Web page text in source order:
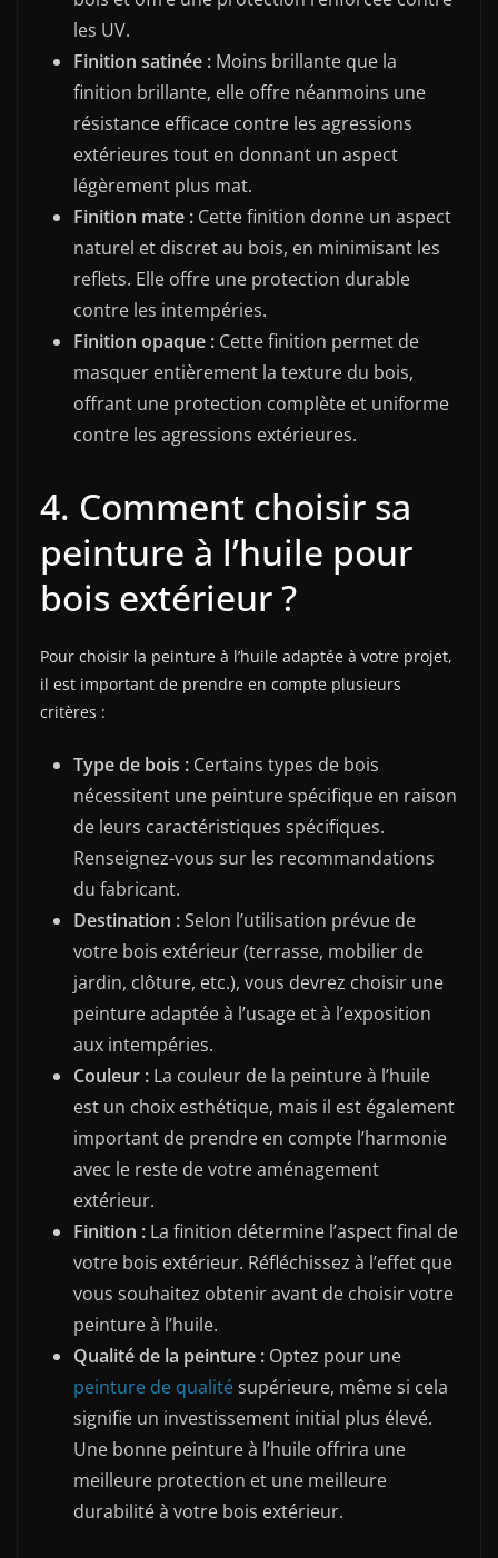
les UV.
Finition satinée : Moins brillante que la
finition brillante, elle offre néanmoins une
résistance efficace contre les agressions
extérieures tout en donnant un aspect
légèrement plus mat.
Finition mate : Cette finition donne un aspect
naturel et discret au bois, en minimisant les
reflets. Elle offre une protection durable
contre les intempéries.
Finition opaque : Cette finition permet de
masquer entièrement la texture du bois,
offrant une protection complète et uniforme
contre les agressions extérieures.
4. Comment choisir sa
peinture à l’huile pour
bois extérieur ?
Pour choisir la peinture à l’huile adaptée à votre projet,
il est important de prendre en compte plusieurs
critères :
Type de bois : Certains types de bois
nécessitent une peinture spécifique en raison
de leurs caractéristiques spécifiques.
Renseignez-vous sur les recommandations
du fabricant.
Destination :Selon l’utilisation prévue de
votre bois extérieur (terrasse, mobilier de
jardin, clôture, etc.), vous devrez choisir une
peinture adaptée à l’usage et à l’exposition
aux intempéries.
Couleur : La couleur de la peinture à l’huile
est un choix esthétique, mais il est également
important de prendre en compte l’harmonie
avec le reste de votre aménagement
extérieur.
Finition : La finition détermine l’aspect final de
votre bois extérieur. Réfléchissez à l’effet que
vous souhaitez obtenir avant de choisir votre
peinture à l’huile.
Qualité de la peinture : Optez pour une
peinture de qualitésupérieure, même si cela
signifie un investissement initial plus élevé.
Une bonne peinture à l’huile offrira une
meilleure protection et une meilleure
durabilité à votre bois extérieur.